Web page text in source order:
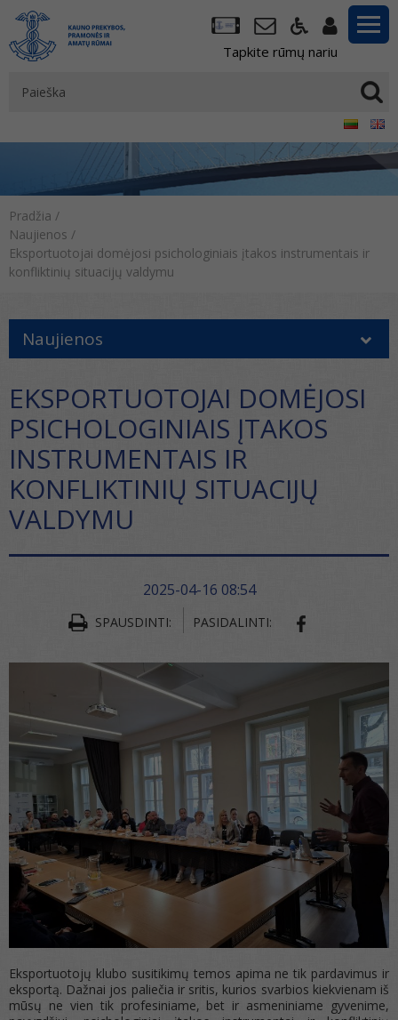
Tapkite rūmų nariu
Pradžia /
Naujienos /
Eksportuotojai domėjosi psichologiniais įtakos instrumentais ir
konfliktinių situacijų valdymu
Naujienos
EKSPORTUOTOJAI DOMĖJOSI
PSICHOLOGINIAIS ĮTAKOS
INSTRUMENTAIS IR
KONFLIKTINIŲ SITUACIJŲ
VALDYMU
2025-04-16 08:54
SPAUSDINTI: PASIDALINTI:
Eksportuotojų klubo susitikimų temos apima ne tik pardavimus ir
eksportą. Dažnai jos paliečia ir sritis, kurios svarbios kiekvienam iš
mūsų ne vien tik profesiniame, bet ir asmeniniame gyvenime,